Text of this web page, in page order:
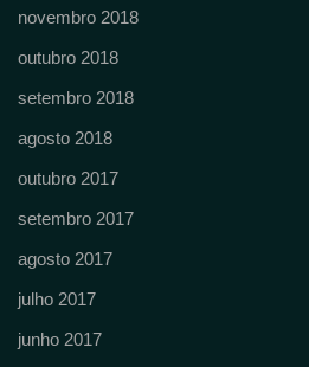
novembro 2018
outubro 2018
setembro 2018
agosto 2018
outubro 2017
setembro 2017
agosto 2017
julho 2017
junho 2017